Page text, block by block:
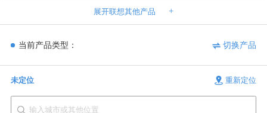
展开联想其他产品 +
当前产品类型： 切换产品
未定位 重新定位